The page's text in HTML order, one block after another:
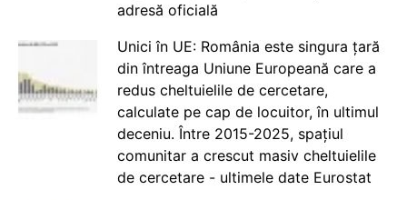
adresă oficială
Unici în UE: România este singura țară
din întreaga Uniune Europeană care a
redus cheltuielile de cercetare,
calculate pe cap de locuitor, în ultimul
deceniu. Între 2015-2025, spațiul
comunitar a crescut masiv cheltuielile
de cercetare - ultimele date Eurostat